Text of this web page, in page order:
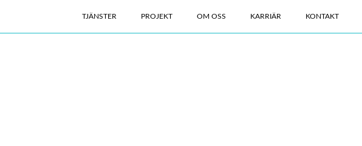
TJÄNSTER PROJEKT OM OSS KARRIÄR KONTAKT